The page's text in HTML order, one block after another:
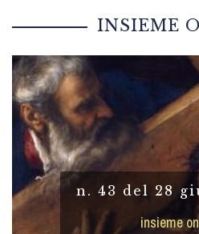
INSIEME
n. 43 del 28
insieme